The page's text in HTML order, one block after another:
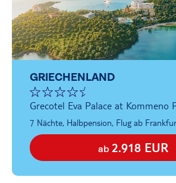
GRIECHENLAND
Grecotel Eva Palace at Kommeno
7 Nächte, Halbpension, Flug ab
ab 2.918 EUR